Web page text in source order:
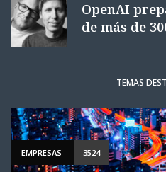
OpenAI
de más de
TEMAS
EMPRESAS 3524